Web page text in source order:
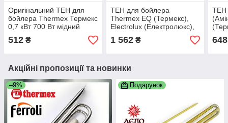
Оригінальний ТЕН для
бойлера Thermex Термекс
0,7 кВт 700 Вт мідний
Італія
512 ₴
ТЕН для бойлера
Thermex EQ (Термекс),
Electrolux (Електролюкс),
Alpari, DUVAL 2,5 кВт 2500
Вт МЕДНИЙ
1 562₴
ТЕН
Вт)
Акційні пропозиції та новинки
–9% Подарунок